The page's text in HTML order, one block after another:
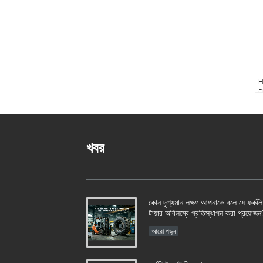
খবর
কোন দৃশ্যমান লক্ষণ আপনাকে বলে যে
টায়ার অবিলম্বে প্রতিস্থাপন করা
আরো পড়ুন